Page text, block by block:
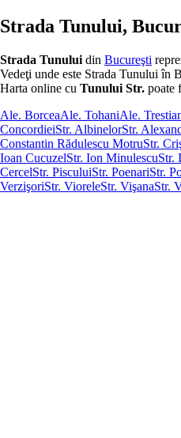
Strada Tunului,
Strada Tunului din Bucureşti
Vedeţi unde este Strada Tunului în
Harta online cu Tunului Str. poate
Ale. BorceaAle. TohaniAle.
ConcordieiStr. AlbinelorStr.
Constantin Rădulescu MotruStr.
Ioan CucuzelStr. Ion MinulescuStr.
CercelStr. PisculuiStr. PoenariStr.
VerzişoriStr. VioreleStr. VişanaStr.